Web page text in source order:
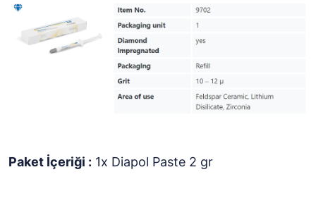
Paket İçeriği : 1x Diapol Paste 2 gr